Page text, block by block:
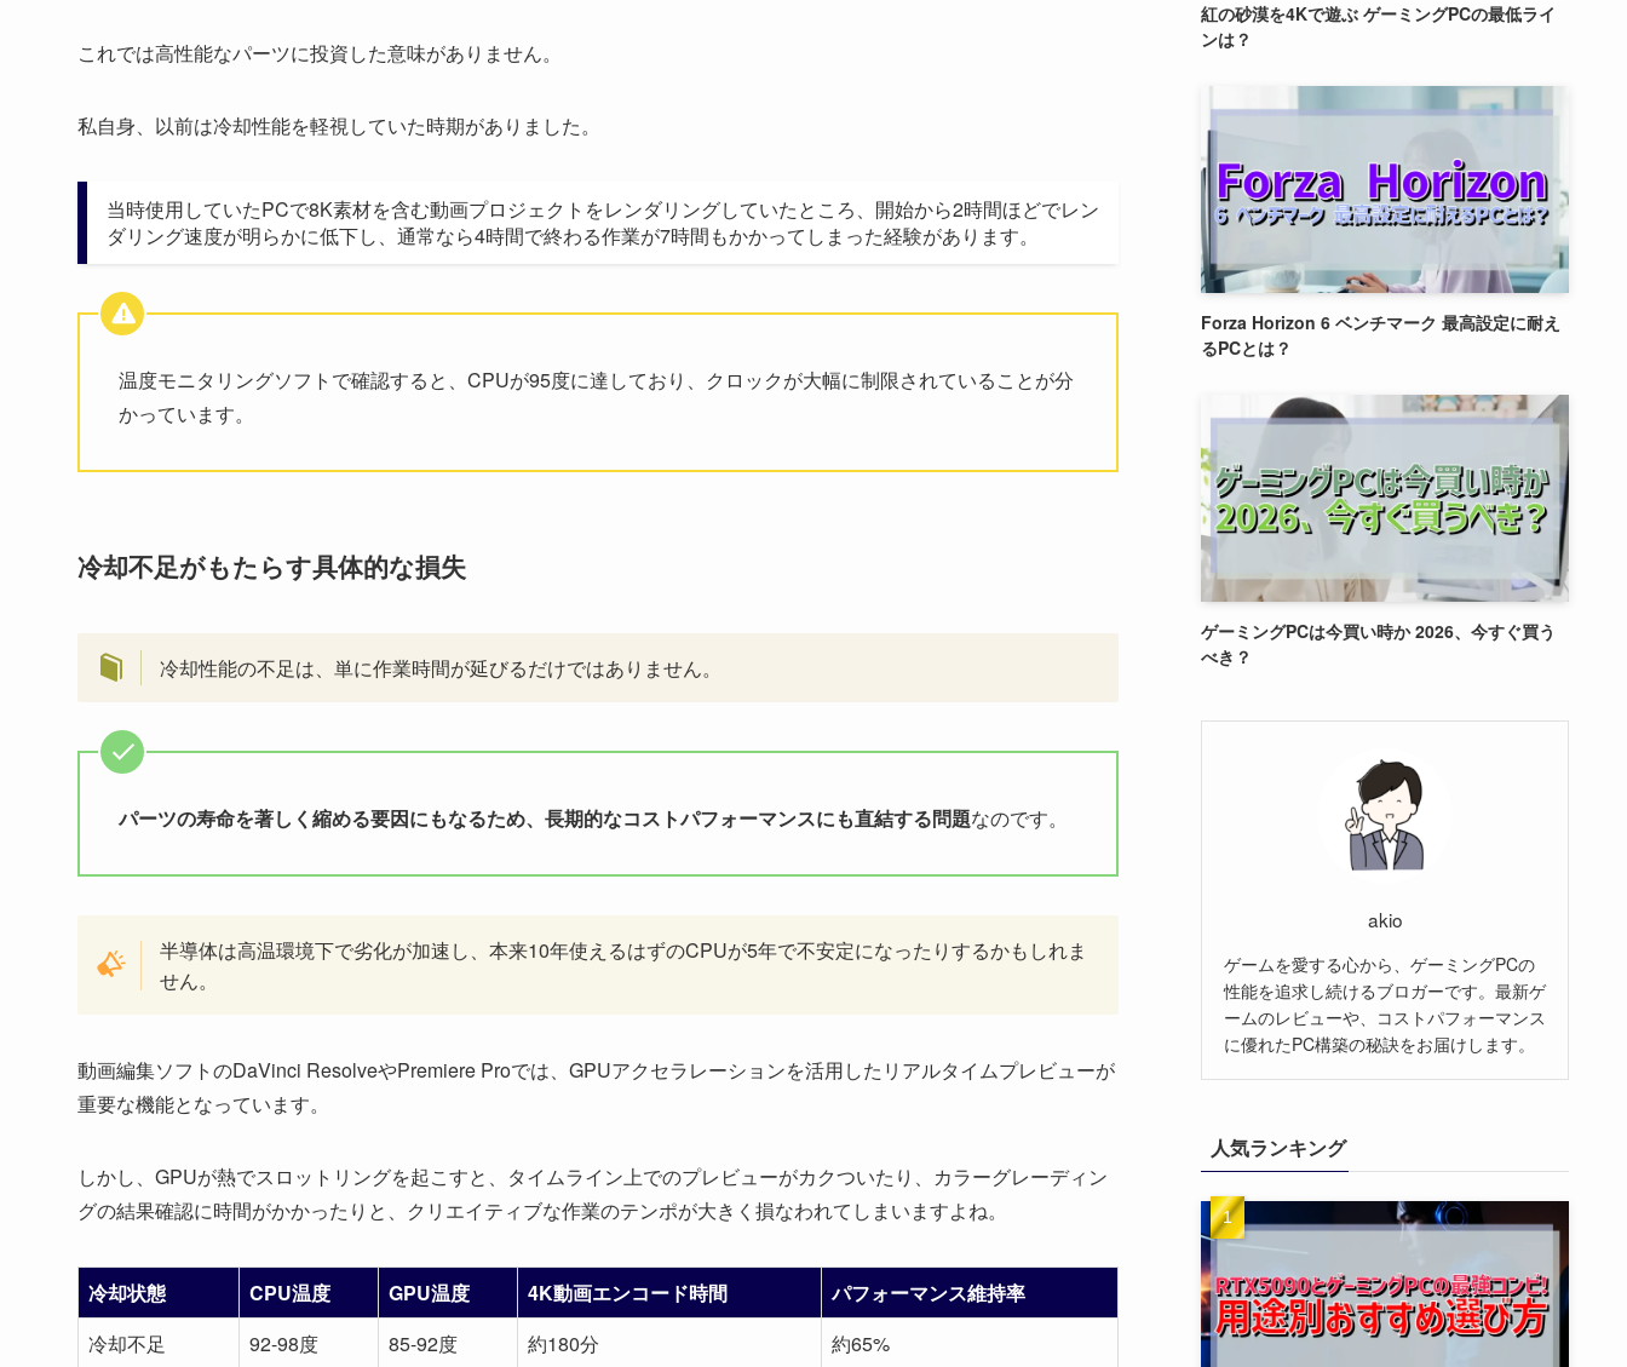
これでは高性能なパーツに投資した意味がありません。
私自身、以前は冷却性能を軽視していた時期がありました。
当時使用していたPCで8K素材を含む動画プロジェクトをレンダリングしていたところ、開始から2時間ほどでレン
ダリング速度が明らかに低下し、通常なら4時間で終わる作業が7時間もかかってしまった経験があります。
温度モニタリングソフトで確認すると、CPUが95度に達しており、クロックが大幅に制限されていることが分
かっています。
冷却不足がもたらす具体的な損失
冷却性能の不足は、単に作業時間が延びるだけではありません。
パーツの寿命を著しく縮める要因にもなるため、長期的なコストパフォーマンスにも直結する問題なのです。
半導体は高温環境下で劣化が加速し、本来10年使えるはずのCPUが5年で不安定になったりするかもしれま
せん。
動画編集ソフトのDaVinci ResolveやPremiere Proでは、GPUアクセラレーションを活用したリアルタイムプレビューが
重要な機能となっています。
しかし、GPUが熱でスロットリングを起こすと、タイムライン上でのプレビューがカクついたり、カラーグレーディン
グの結果確認に時間がかかったりと、クリエイティブな作業のテンポが大きく損なわれてしまいますよね。
冷却状態 CPU温度 GPU温度 4K動画エンコード時間
パフォーマンス維持率
冷却不足
92-98度 85-92度 約180分 約65%
紅の砂漠を4Kで遊ぶ ゲーミングPCの最低ライ
ンは？
Forza Horizon 6 ベンチマーク 最高設定に耐え
るPCとは？
ゲーミングPCは今買い時か 2026、今すぐ買う
べき？
akio
ゲームを愛する心から、ゲーミングPCの
性能を追求し続けるブロガーです。最新ゲ
ームのレビューや、コストパフォーマンス
に優れたPC構築の秘訣をお届けします。
人気ランキング